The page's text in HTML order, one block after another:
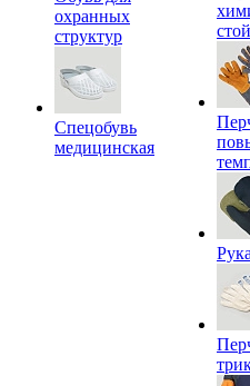
охранных
структур
Спецобувь
медицинская